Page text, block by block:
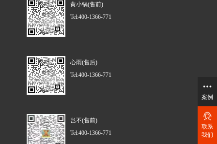
黄小锅(售前)
Tel:400-1366-771
心雨(售后)
Tel:400-1366-771
岂不(售前)
Tel:400-1366-771
案例
联系
我们